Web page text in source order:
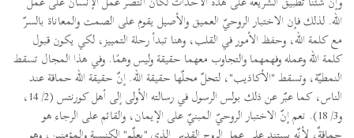
الله. لذلك فإن الاختبار الروحيّ العميق والأصيل يقوم على الصمت والمعاناة بالسرّ
مع كلمة الله، وحفظ الأمور في القلب، وهنا تبدأ رحلة التمييز، لكي يكون قبول
كلمة الله وعمله وفهمهما والتجاوب معهما حقيقة وليس وهمًا. وفي هذا المجال تسقط
النمطيّة، وتسقط "الأكاذيب"، لتحلّ محلّها حقيقة الله. إنّ حقيقة الله حماقة عند
الناس، كما عبّر عن ذلك بولس الرسول في رسالته الأولى إلى أهل كورنتس (2/ 14،
و3/ 18). نعم إنّ الاختبار الروحيّ المبنيّ على الإيمان، والقائم على الرجاء هو